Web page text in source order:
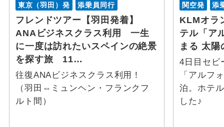
東京（羽田）発 添乗員同行
フレンドツアー【羽田発着】
ANAビジネスクラス利用 一生
に一度は訪れたいスペインの絶景
を探す旅 11…
往復ANAビジネスクラス利用！
（羽田⇔ミュンヘン・フランクフ
ルト間）
関空発 添
KLMオラ
テル「ア
まる 太陽
4日目セビ
「アルフ
泊。ホテ
した♪